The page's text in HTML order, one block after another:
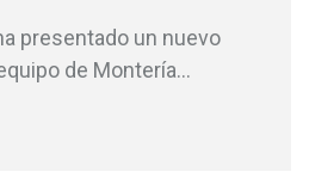
presentado un nuevo
de Montería…